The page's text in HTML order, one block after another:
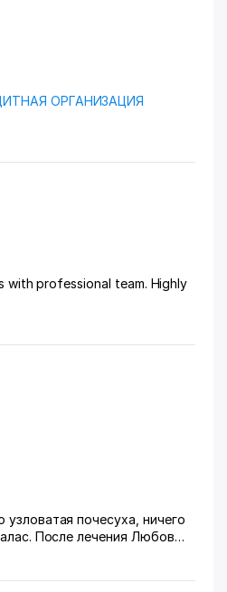
ОРГАНИЗАЦИЯ
with professional team. Highly
почесуха, ничего
После лечения Любов
ушло, сейчас